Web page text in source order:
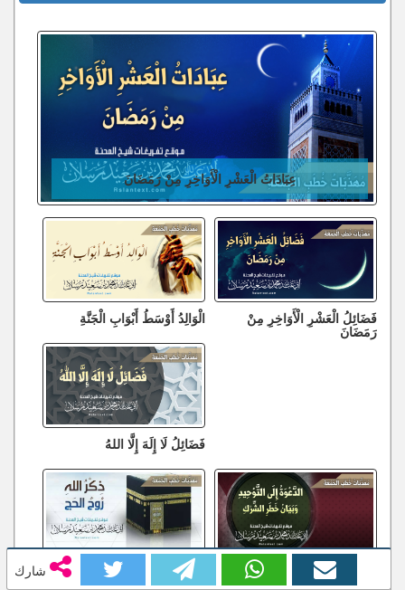
شارك
عِبَادَاتُ الْعَشْرِ الْأَوَاخِرِ مِنْ رَمَضَانَ
فَضَائِلُ الْعَشْرِ الْأَوَاخِرِ مِنْ
رَمَضَانَ
الْوَالِدُ أَوْسَطُ أَبْوَابِ الْجَنَّةِ
فَضَائِلُ لَا إِلَهَ إِلَّا اللهُ
الدَّعْوَةُ إِلَى التَّوْحِيدِ وَبَيَانُ خَطَرِ
الشِّرْكِ
ذِكْرُ اللهِ رُوحُ الْحَجِّ